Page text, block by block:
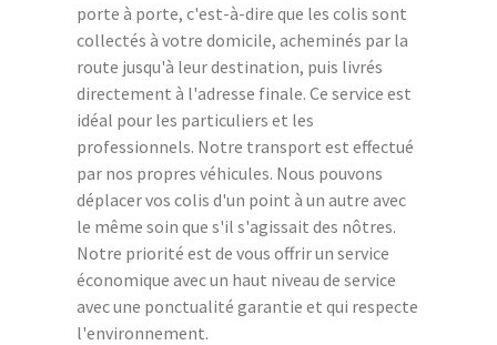
porte à porte, c'est-à-dire que les colis sont
collectés à votre domicile, acheminés par la
route jusqu'à leur destination, puis livrés
directement à l'adresse finale. Ce service est
idéal pour les particuliers et les
professionnels. Notre transport est effectué
par nos propres véhicules. Nous pouvons
déplacer vos colis d'un point à un autre avec
le même soin que s'il s'agissait des nôtres.
Notre priorité est de vous offrir un service
économique avec un haut niveau de service
avec une ponctualité garantie et qui respecte
l'environnement.